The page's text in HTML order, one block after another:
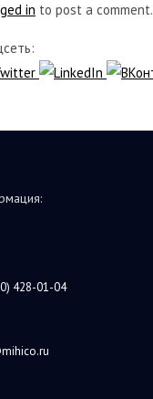
in to post a comment.
428-01-04